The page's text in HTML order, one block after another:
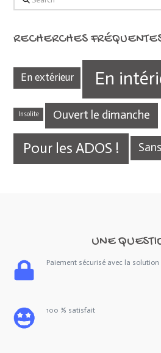
RECHERCHES
En extérieur En
Insolite Ouvert le dimanche
Pour les ADOS !
UNE
Paiement sécurisé avec la solution
100 % satisfait